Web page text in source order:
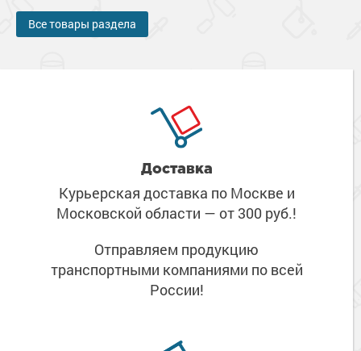
Все товары раздела
Доставка
Курьерская доставка по Москве и
Московской области — от 300 руб.!
Отправляем продукцию
транспортными компаниями по всей
России!